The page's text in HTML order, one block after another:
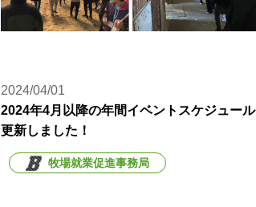
2024/04/01
2024年4月以降の年間イベントスケジュール
更新しました！
牧場就業促進事務局